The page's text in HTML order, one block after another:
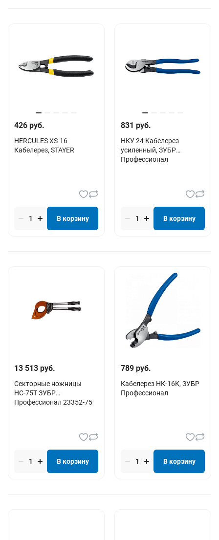
426 руб.
HERCULES XS-16
Кабелерез, STAYER
В корзину
831 руб.
НКУ-24 Кабелерез
усиленный, ЗУБР
Профессионал
В корзину
13 513 руб.
Секторные ножницы
НС-75T ЗУБР
Профессионал 23352-75
В корзину
789 руб.
Кабелерез НК-16К, ЗУБР
Профессионал
В корзину